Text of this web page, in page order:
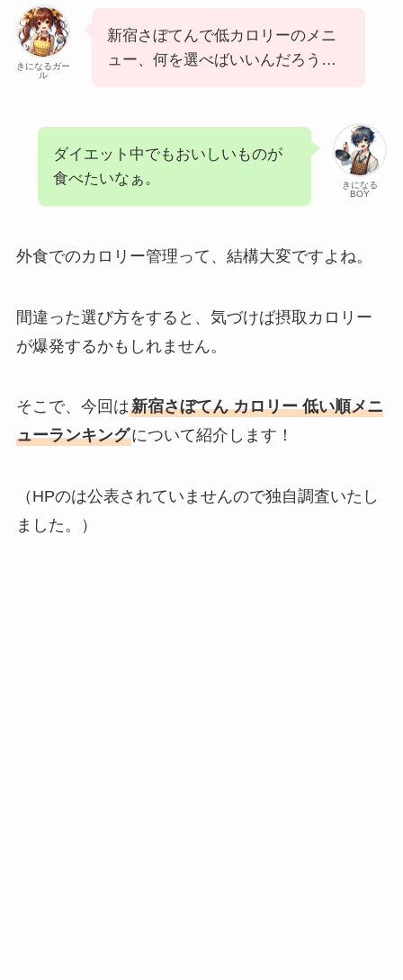
きになるガー
ル
新宿さぼてんで低カロリーのメニ
ュー、何を選べばいいんだろう…
きになる
BOY
ダイエット中でもおいしいものが
食べたいなぁ。
外食でのカロリー管理って、結構大変ですよね。
間違った選び方をすると、気づけば摂取カロリー
が爆発するかもしれません。
そこで、今回は新宿さぼてん カロリー 低い順メニ
ューランキングについて紹介します！
（HPのは公表されていませんので独自調査いたし
ました。）